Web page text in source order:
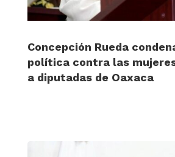
Concepción Rueda
política contra las
a diputadas de Oaxaca